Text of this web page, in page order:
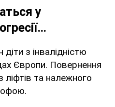
у
з інвалідністю
Європи. Повернення
ліфтів та належного